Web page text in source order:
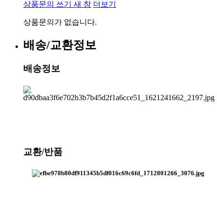
상품문의 쓰기 새 창 더보기
상품문의가 없습니다.
배송/교환정보
배송정보
교환/반품